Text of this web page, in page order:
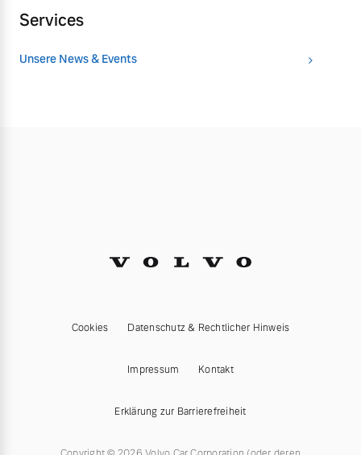
Services
Unsere News & Events
Cookies Datenschutz & Rechtlicher Hinweis
Impressum Kontakt
Erklärung zur Barrierefreiheit